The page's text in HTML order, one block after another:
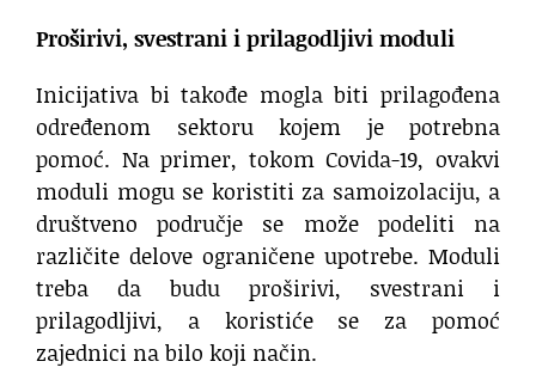
Proširivi, svestrani i prilagodljivi moduli
Inicijativa bi takođe mogla biti prilagođena
određenom sektoru kojem je potrebna
pomoć. Na primer, tokom Covida-19, ovakvi
moduli mogu se koristiti za samoizolaciju, a
društveno područje se može podeliti na
različite delove ograničene upotrebe. Moduli
treba da budu proširivi, svestrani i
prilagodljivi, a koristiće se za pomoć
zajednici na bilo koji način.